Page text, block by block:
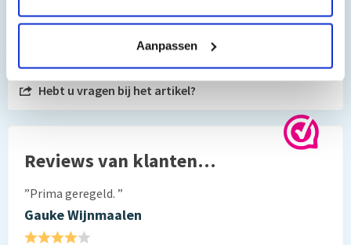
Aanpassen
Toch nog een vraag?
Hebt u vragen bij het artikel?
Reviews van klanten…
”Prima geregeld. ”
Gauke Wijnmaalen